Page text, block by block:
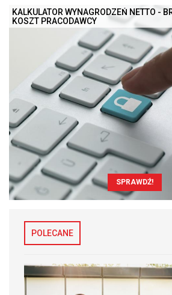
KALKULATOR WYNAGRODZEŃ NETTO -
KOSZT PRACODAWCY
SPRAWDŹ!
POLECANE